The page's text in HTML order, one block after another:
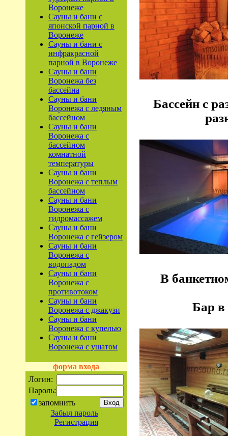
Воронеже
Сауны и бани с
японской парной в
Воронеже
Сауны и бани с
инфракрасной
парной в Воронеже
Сауны и бани
Воронежа без
бассейна
Сауны и бани
Воронежа с ледяным
бассейном
Сауны и бани
Воронежа с
бассейном
комнатной
температуры
Сауны и бани
Воронежа с теплым
бассейном
Сауны и бани
Воронежа с
гидромассажем
Сауны и бани
Воронежа с гейзером
Сауны и бани
Воронежа с
водопадом
Сауны и бани
Воронежа с
противотоком
Сауны и бани
Воронежа с джакузи
Сауны и бани
Воронежа с купелью
Сауны и бани
Воронежа с ушатом
форма входа
Логин:
Пароль:
запомнить
Забыл пароль|
Регистрация
Бассейн с
В
Бар в